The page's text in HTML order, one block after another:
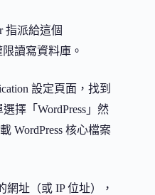
指派給這個
限讀寫資料庫。
設定頁面，找到
擇「WordPress」然
WordPress 核心檔案
址（或 IP 位址），